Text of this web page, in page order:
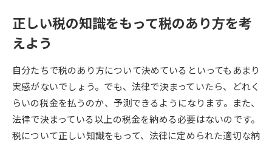
併願校選び
先輩が入学を決めた理由 テレメール全国一斉進学調査
新生活お役立ちガイド
正しい税の知識をもって税のあり方を考
えよう
自分たちで税のあり方について決めているといってもあまり
実感がないでしょう。でも、法律で決まっていたら、どれく
らいの税金を払うのか、予測できるようになります。また、
法律で決まっている以上の税金を納める必要はないのです。
税について正しい知識をもって、法律に定められた適切な納